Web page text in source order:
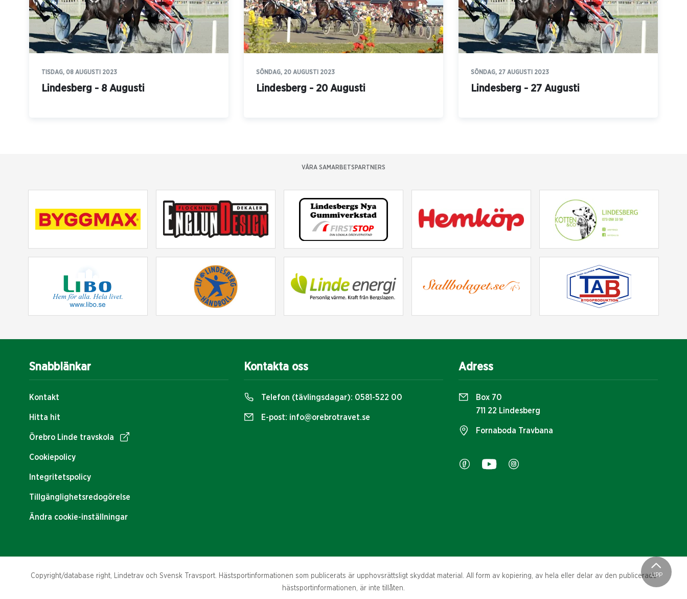
TISDAG, 08 AUGUSTI 2023
Lindesberg - 8 Augusti
SÖNDAG, 20 AUGUSTI 2023
Lindesberg - 20 Augusti
SÖNDAG, 27 AUGUSTI 2023
Lindesberg - 27 Augusti
VÅRA SAMARBETSPARTNERS
Snabblänkar
Kontakt
Hitta hit
Örebro Linde travskola
Cookiepolicy
Integritetspolicy
Tillgänglighetsredogörelse
Ändra cookie-inställningar
Kontakta oss
Telefon (tävlingsdagar): 0581-522 00
E-post: info@orebrotravet.se
Adress
Box 70
711 22 Lindesberg
Fornaboda Travbana
UPP
Copyright/database right, Lindetrav och Svensk Travsport. Hästsportinformationen som publicerats är upphovsrättsligt skyddat material. All form av kopiering, av hela eller delar av den publicerade
hästsportinformationen, är inte tillåten.